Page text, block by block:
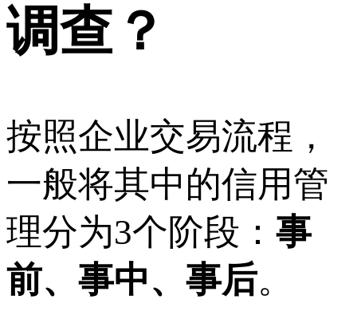
调查？
按照企业交易流程，
一般将其中的信用管
理分为3个阶段： 事
前、事中、事后。